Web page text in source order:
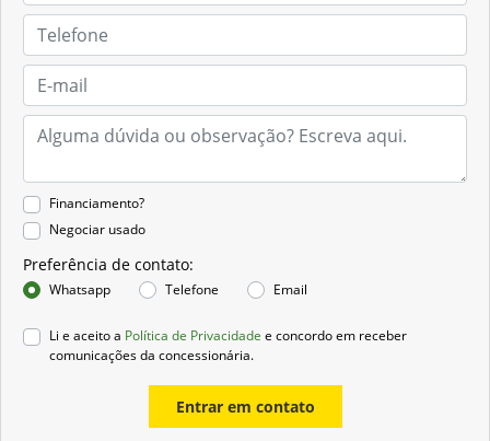
Financiamento?
Negociar usado
Preferência de contato:
Whatsapp Telefone Email
Li e aceito a Política de Privacidade e concordo em receber
comunicações da concessionária.
Entrar em contato